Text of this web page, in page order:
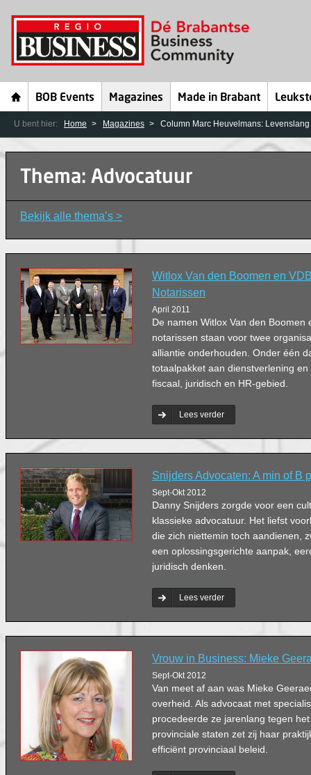
BOB Events Magazines Made in Brabant
U bent hier: Home Magazines Column Marc Heuvelmans: Levenslang
Thema: Advocatuur
Bekijk alle thema’s >
Witlox Van den Boomen en
Notarissen
April 2011
De namen Witlox Van den Boomen
notarissen staan voor twee
alliantie onderhouden. Onder één
totaalpakket aan dienstverlening
fiscaal, juridisch en HR-gebied.
Lees verder
Snijders Advocaten: A min of B
Sept-Okt 2012
Danny Snijders zorgde voor een
klassieke advocatuur. Het liefst
die zich niettemin toch aandienen,
een oplossingsgerichte aanpak,
juridisch denken.
Lees verder
Vrouw in Business: Mieke
Sept-Okt 2012
Van meet af aan was Mieke
overheid. Als advocaat met
procedeerde ze jarenlang tegen
provinciale staten zet zij haar
efficiënt provinciaal beleid.